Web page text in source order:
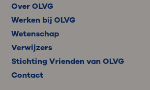
Over OLVG
Werken bij OLVG
Wetenschap
Verwijzers
Stichting Vrienden van OLVG
Contact